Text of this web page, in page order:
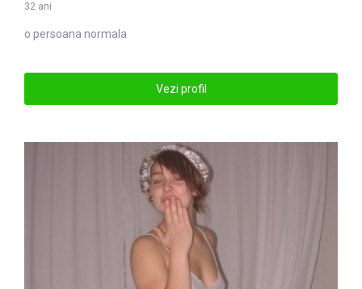
32 ani
o persoana normala
Vezi profil